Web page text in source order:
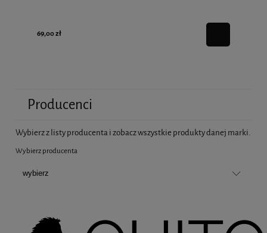
69,00 zł
Producenci
Wybierz z listy producenta i zobacz wszystkie produkty danej marki.
Wybierz producenta